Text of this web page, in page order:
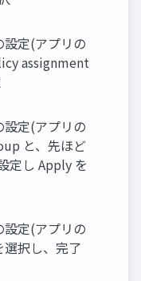
設定(アプリの
assignment
設定(アプリの
と、先ほど
定し Apply を
設定(アプリの
択し、完了